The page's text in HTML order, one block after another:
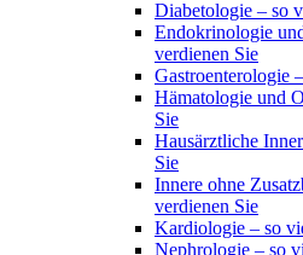
Diabetologie – so
Endokrinologie
verdienen Sie
Gastroenterologie
Hämatologie und
Sie
Hausärztliche
Sie
Innere ohne
verdienen Sie
Kardiologie – so
Nephrologie – so